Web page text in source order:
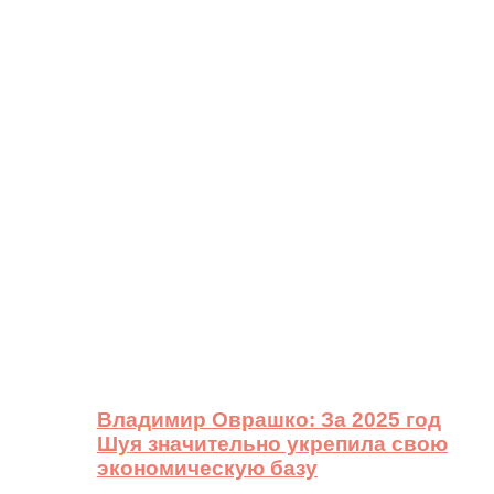
Владимир Оврашко: За 2025 год
Шуя значительно укрепила свою
экономическую базу